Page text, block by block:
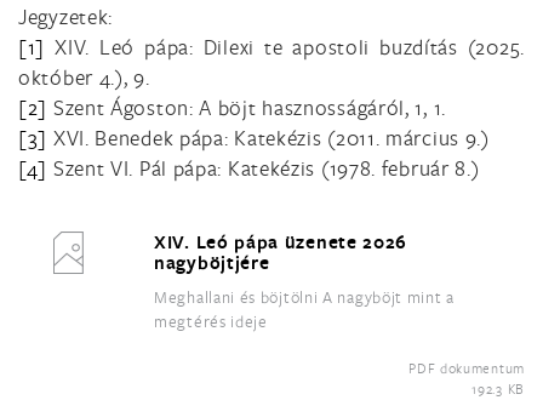
Jegyzetek:
[1] XIV. Leó pápa: Dilexi te apostoli buzdítás (2025.
október 4.), 9.
[2] Szent Ágoston: A böjt hasznosságáról, 1, 1.
[3] XVI. Benedek pápa: Katekézis (2011. március 9.)
[4] Szent VI. Pál pápa: Katekézis (1978. február 8.)
XIV. Leó pápa üzenete 2026
nagyböjtjére
Meghallani és böjtölni A nagyböjt mint a
megtérés ideje
PDF dokumentum
192.3 KB